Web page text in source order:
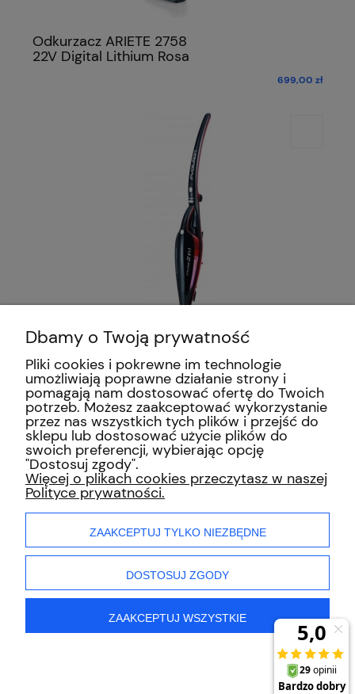
Odkurzacz ARIETE 2758
22V Digital Lithium Rosa
699,00 zł
Odkurzacz ARIETE 2764
Evo 2 in1
244,00 zł
INFORMACJE
ZAKUPY
MOJE KONTO
Sklep internetowy Shoper.pl
Dbamy o Twoją prywatność
Pliki cookies i pokrewne im technologie
umożliwiają poprawne działanie strony i
pomagają nam dostosować ofertę do Twoich
potrzeb. Możesz zaakceptować wykorzystanie
przez nas wszystkich tych plików i przejść do
sklepu lub dostosować użycie plików do
swoich preferencji, wybierając opcję
"Dostosuj zgody".
Więcej o plikach cookies przeczytasz w naszej
Polityce prywatności.
ZAAKCEPTUJ TYLKO NIEZBĘDNE
DOSTOSUJ ZGODY
ZAAKCEPTUJ WSZYSTKIE